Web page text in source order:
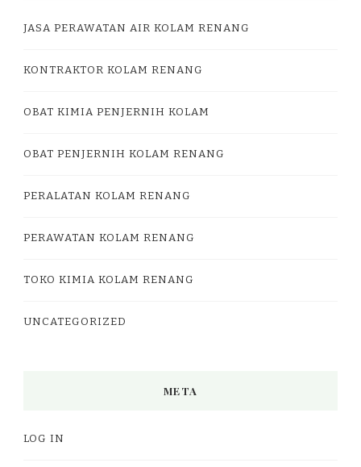
JASA PERAWATAN AIR KOLAM RENANG
KONTRAKTOR KOLAM RENANG
OBAT KIMIA PENJERNIH KOLAM
OBAT PENJERNIH KOLAM RENANG
PERALATAN KOLAM RENANG
PERAWATAN KOLAM RENANG
TOKO KIMIA KOLAM RENANG
UNCATEGORIZED
META
LOG IN